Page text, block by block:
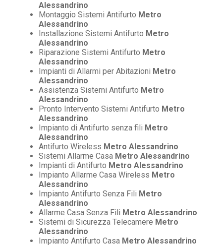
Alessandrino
Montaggio Sistemi Antifurto Metro
Alessandrino
Installazione Sistemi Antifurto Metro
Alessandrino
Riparazione Sistemi Antifurto Metro
Alessandrino
Impianti di Allarmi per Abitazioni Metro
Alessandrino
Assistenza Sistemi Antifurto Metro
Alessandrino
Pronto Intervento Sistemi Antifurto Metro
Alessandrino
Impianto di Antifurto senza fili Metro
Alessandrino
Antifurto Wireless Metro Alessandrino
Sistemi Allarme Casa Metro Alessandrino
Impianti di Antifurto Metro Alessandrino
Impianto Allarme Casa Wireless Metro
Alessandrino
Impianto Antifurto Senza Fili Metro
Alessandrino
Allarme Casa Senza Fili Metro Alessandrino
Sistemi di Sicurezza Telecamere Metro
Alessandrino
Impianto Antifurto Casa Metro Alessandrino